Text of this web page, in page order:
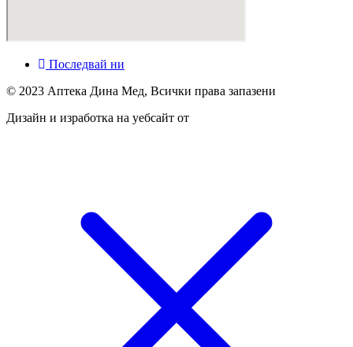
Последвай ни
© 2023 Аптека Дина Мед, Всички права запазени
Дизайн и изработка на уебсайт от